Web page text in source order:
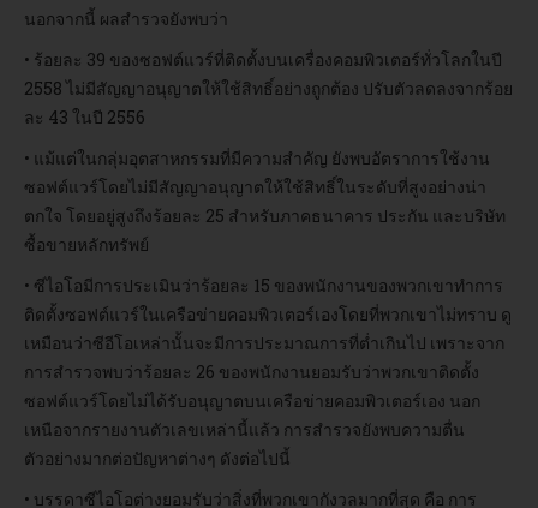
นอกจากนี้ ผลสำรวจยังพบว่า
• ร้อยละ 39 ของซอฟต์แวร์ที่ติดตั้งบนเครื่องคอมพิวเตอร์ทั่วโลกในปี
2558 ไม่มีสัญญาอนุญาตให้ใช้สิทธิ์อย่างถูกต้อง ปรับตัวลดลงจากร้อย
ละ 43 ในปี 2556
• แม้แต่ในกลุ่มอุตสาหกรรมที่มีความสำคัญ ยังพบอัตราการใช้งาน
ซอฟต์แวร์โดยไม่มีสัญญาอนุญาตให้ใช้สิทธิ์ในระดับที่สูงอย่างน่า
ตกใจ โดยอยู่สูงถึงร้อยละ 25 สำหรับภาคธนาคาร ประกัน และบริษัท
ซื้อขายหลักทรัพย์
• ซีไอโอมีการประเมินว่าร้อยละ 15 ของพนักงานของพวกเขาทำการ
ติดตั้งซอฟต์แวร์ในเครือข่ายคอมพิวเตอร์เองโดยที่พวกเขาไม่ทราบ ดู
เหมือนว่าซีอีโอเหล่านั้นจะมีการประมาณการที่ต่ำเกินไป เพราะจาก
การสำรวจพบว่าร้อยละ 26 ของพนักงานยอมรับว่าพวกเขาติดตั้ง
ซอฟต์แวร์โดยไม่ได้รับอนุญาตบนเครือข่ายคอมพิวเตอร์เอง นอก
เหนือจากรายงานตัวเลขเหล่านี้แล้ว การสำรวจยังพบความตื่น
ตัวอย่างมากต่อปัญหาต่างๆ ดังต่อไปนี้
• บรรดาซีไอโอต่างยอมรับว่าสิ่งที่พวกเขากังวลมากที่สุด คือ การ